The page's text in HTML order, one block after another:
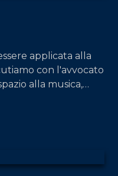
applicata alla
con l'avvocato
alla musica,
la